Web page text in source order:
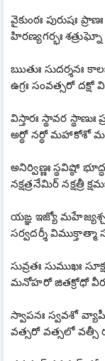
వైకుంఠః పురుషః
హిరణ్యగర్భః
ఋతుః సుదర్శనః
ఉగ్రః సంవత్సరో దక్షో
విస్తారః స్థావర
అర్థో నర్థో మహాకోశో
అనిర్విణ్ణః స్థవిష్ఠో
నక్షత్రనేమిర్ నక్షత్రీ
యఙ్ఞ ఇజ్యో మహేజ్యశ్చ
సర్వదర్శీ విముక్తాత్మా
సువ్రతః సుముఖః
మనోహరో జితక్రోధో వీర
స్వాపనః స్వవశో వ్యాపీ
వత్సరో వత్సలో వత్సీ